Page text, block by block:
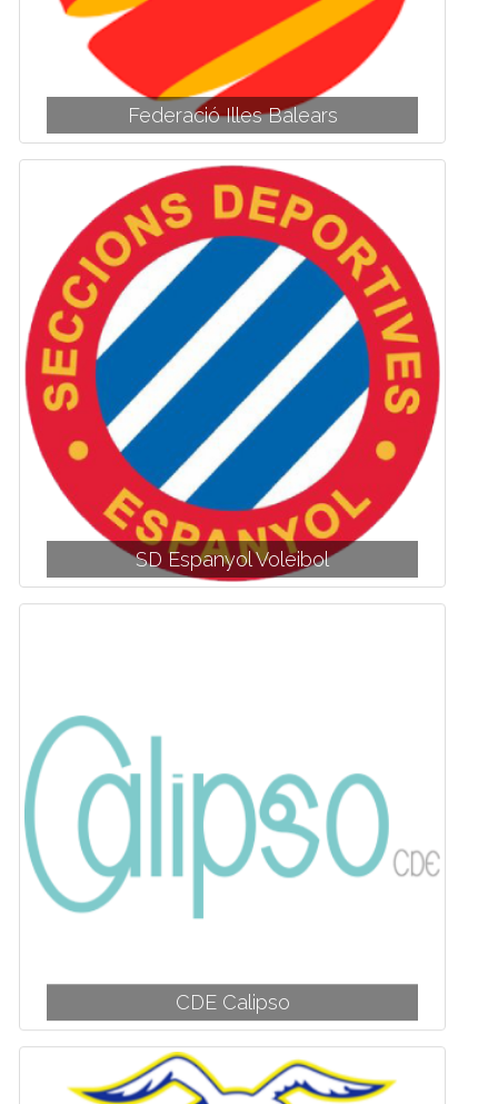
Federació Illes Balears
SD Espanyol Voleibol
CDE Calipso